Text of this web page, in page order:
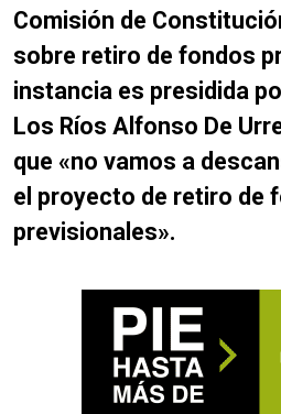
Comisión de
sobre retiro de fondos
instancia es presidida
Los Ríos Alfonso De
que «no vamos a
el proyecto de retiro de
previsionales».